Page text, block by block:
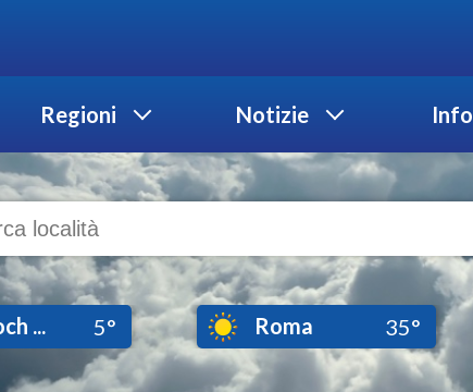
Regioni Notizie Info
... 5° Roma 35°